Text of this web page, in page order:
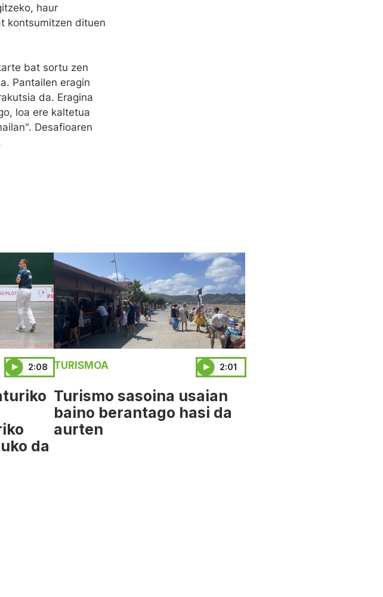
haur
kontsumitzen dituen
bat sortu zen
Pantailen eragin
da. Eragina
loa ere kaltetua
Desafioaren
2:08
da
TURISMOA 2:01
Turismo sasoina usaian
baino berantago hasi da
aurten